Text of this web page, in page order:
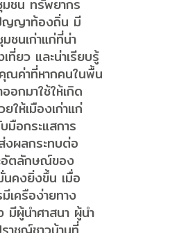
มชน ทรัพยากร
ญญาท้องถิ่น มี
ชนเก่าแก่ที่น่า
ที่ยว และน่าเรียบรู้
ณค่าที่หากคนในพื้น
อกมาใช้ให้เกิด
ให้เมืองเก่าแก่
อกระแสการ
งผลกระทบต่อ
ตลักษณ์ของ
นคงยิ่งขึ้น เมื่อ
เครือง่ายทาง
มีผู้นำศาสนา ผู้นำ